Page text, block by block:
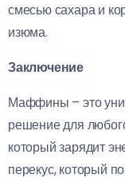
смесью сахара и
изюма.
Заключение
Маффины – это
решение для
который зарядит
перекус, который